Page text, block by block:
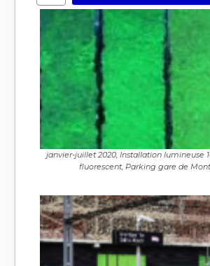
janvier-juillet 2020, Installation lumineuse
fluorescent, Parking gare de